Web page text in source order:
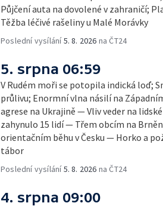
Půjčení auta na dovolené v zahraničí;
Těžba léčivé rašeliny u Malé Morávky
Poslední vysílání5. 8. 2026 na ČT24
5. srpna 06:59
V Rudém moři se potopila indická loď;
průlivu; Enormní vlna násilí na
agrese na Ukrajině — Vliv veder na
zahynulo 15 lidí — Třem obcím na
orientačním běhu v Česku — Horko a
tábor
Poslední vysílání5. 8. 2026 na ČT24
4. srpna 09:00